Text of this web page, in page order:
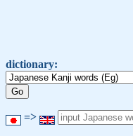
dictionary:
=>